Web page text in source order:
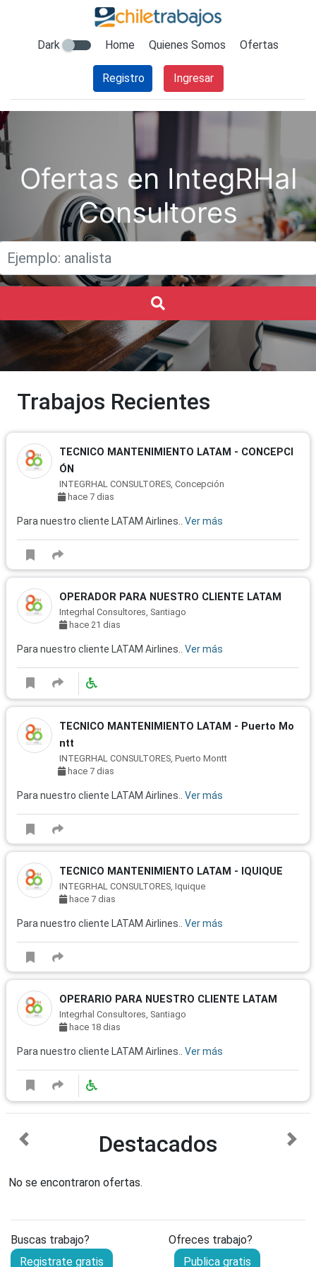
Dark Home Quienes Somos Ofertas
Registro Ingresar
Ofertas en IntegRHal
Consultores
Trabajos Recientes
TECNICO MANTENIMIENTO LATAM - CONCEPCI
ÓN
INTEGRHAL CONSULTORES, Concepción
hace 7 dias
Para nuestro cliente LATAM Airlines.. Ver más
OPERADOR PARA NUESTRO CLIENTE LATAM
Integrhal Consultores, Santiago
hace 21 dias
Para nuestro cliente LATAM Airlines.. Ver más
TECNICO MANTENIMIENTO LATAM - Puerto Mo
ntt
INTEGRHAL CONSULTORES, Puerto Montt
hace 7 dias
Para nuestro cliente LATAM Airlines.. Ver más
TECNICO MANTENIMIENTO LATAM - IQUIQUE
INTEGRHAL CONSULTORES, Iquique
hace 7 dias
Para nuestro cliente LATAM Airlines.. Ver más
OPERARIO PARA NUESTRO CLIENTE LATAM
Integrhal Consultores, Santiago
hace 18 dias
Para nuestro cliente LATAM Airlines.. Ver más
Destacados
anterior
No se encontraron ofertas.
Buscas trabajo?
Registrate gratis
Ofreces trabajo?
Publica gratis